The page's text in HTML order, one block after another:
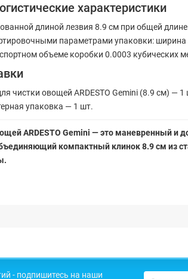
характеристики
длиной лезвия 8.9 см при общей
параметрами упаковки:
объеме коробки 0.0003 кубических
чистки овощей ARDESTO Gemini (8.9 см) — 1
упаковка — 1 шт.
ARDESTO Gemini — это маневренный и
компактный клинок 8.9 см из
- подпишитесь на наши